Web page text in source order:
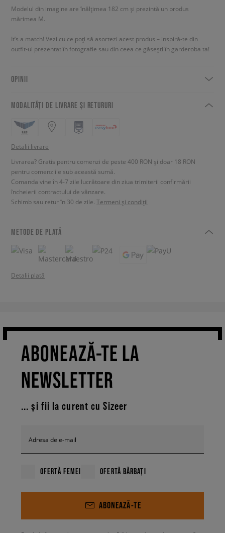
Modelul din imagine are înălțimea 182 cm și prezintă un produs
mărimea M.
It’s a match! Vezi cu ce poți să asortezi acest produs – inspiră-te din
outfit-ul prezentat în fotografie sau din ceea ce găsești în garderoba ta!
OPINII
MODALITĂȚI DE LIVRARE ȘI RETURURI
Detalii livrare
Livrarea? Gratis pentru comenzi de peste 400 RON și doar 18 RON
pentru comenziile sub această sumă.
Comanda vine în 4-7 zile lucrătoare din ziua trimiterii confirmării
încheierii contractului de vânzare.
Schimb sau retur în 30 de zile. Termeni și condiții
METODE DE PLATĂ
Detalii plată
ABONEAZĂ-TE LA
NEWSLETTER
... și fii la curent cu Sizeer
Adresa de e-mail
OFERTĂ FEMEI OFERTĂ BĂRBAȚI
ABONEAZĂ-TE